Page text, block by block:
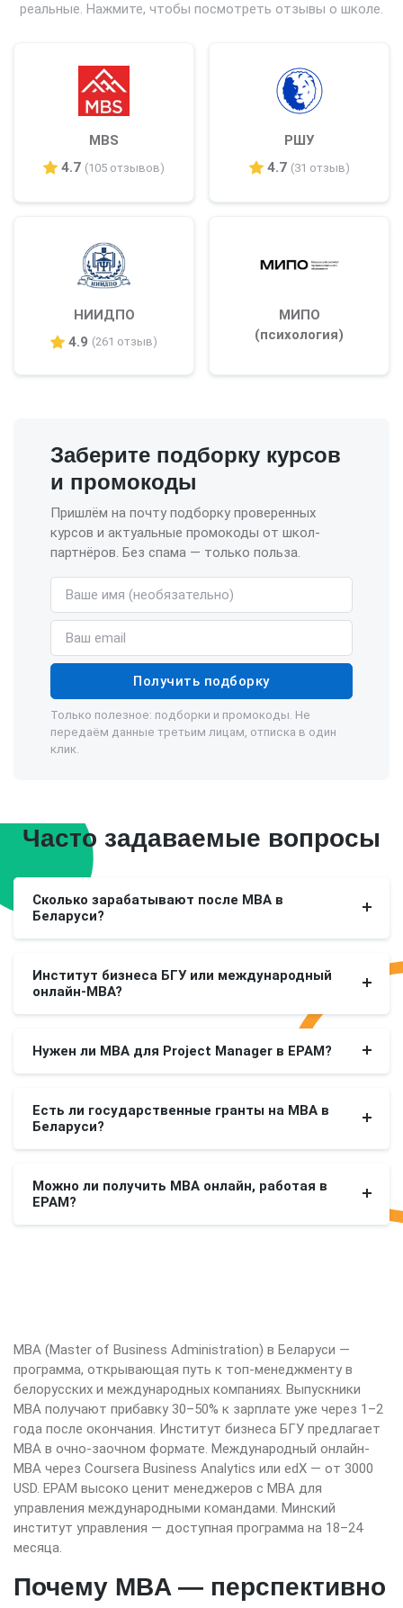
реальные. Нажмите, чтобы посмотреть отзывы о школе.
MBS
4.7 (105 отзывов)
РШУ
4.7 (31 отзыв)
НИИДПО
4.9 (261 отзыв)
МИПО
(психология)
Заберите подборку курсов
и промокоды
Пришлём на почту подборку проверенных
курсов и актуальные промокоды от школ-
партнёров. Без спама — только польза.
Имя (необязательно)
Email
Получить подборку
Только полезное: подборки и промокоды. Не
передаём данные третьим лицам, отписка в один
клик.
Часто задаваемые вопросы
Сколько зарабатывают после MBA в
Беларуси?
Институт бизнеса БГУ или международный
онлайн-MBA?
Нужен ли MBA для Project Manager в EPAM?
Есть ли государственные гранты на MBA в
Беларуси?
Можно ли получить MBA онлайн, работая в
EPAM?
MBA (Master of Business Administration) в Беларуси —
программа, открывающая путь к топ-менеджменту в
белорусских и международных компаниях. Выпускники
MBA получают прибавку 30–50% к зарплате уже через 1–2
года после окончания. Институт бизнеса БГУ предлагает
МВА в очно-заочном формате. Международный онлайн-
MBA через Coursera Business Analytics или edX — от 3000
USD. EPAM высоко ценит менеджеров с MBA для
управления международными командами. Минский
институт управления — доступная программа на 18–24
месяца.
Почему MBA — перспективно